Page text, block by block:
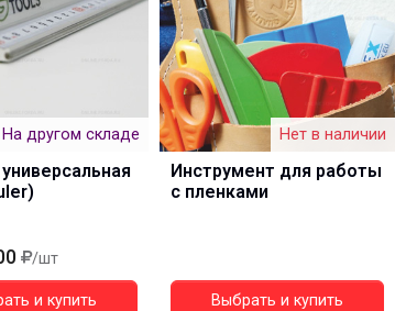
На другом складе
/шт
и купить
Нет в наличии
Инструмент для работы
с пленками
Выбрать и купить